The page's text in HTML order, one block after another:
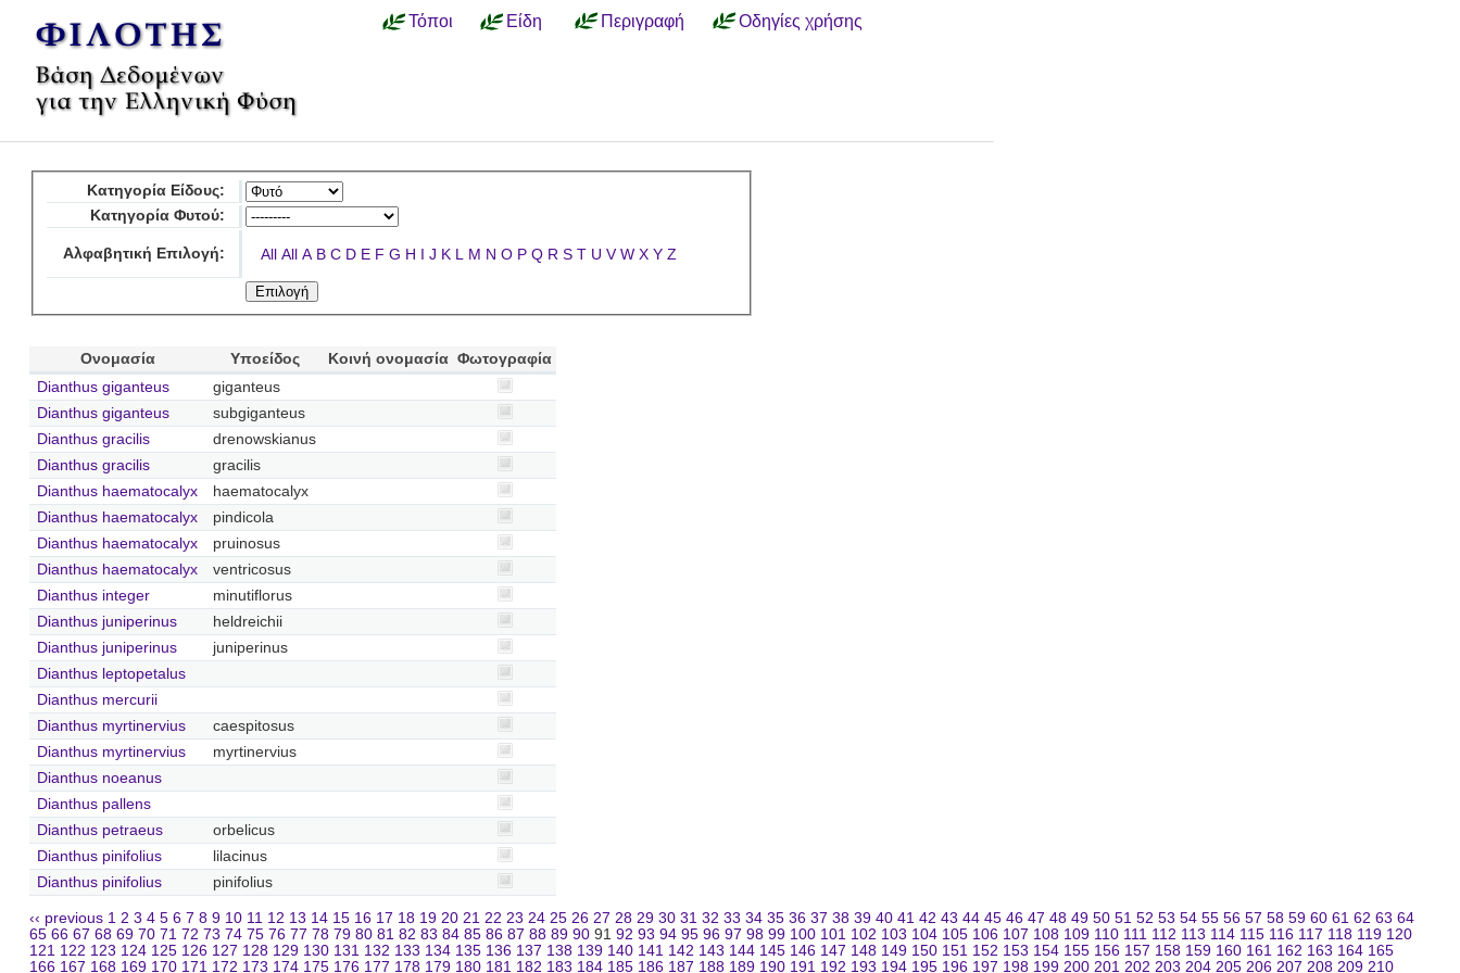
Τόποι Είδη Περιγραφή Οδηγίες χρήσης
Κατηγορία Είδους:
Κατηγορία Φυτού:
Αλφαβητική Επιλογή: All All A B C D E F G H I J K L M N O P Q R S T U V W X Y Z
Ονομασία Υποείδος Κοινή ονομασία Φωτογραφία
Dianthus giganteus
giganteus
Dianthus giganteus
subgiganteus
Dianthus gracilis
drenowskianus
Dianthus gracilis
gracilis
Dianthus haematocalyx
haematocalyx
Dianthus haematocalyx
pindicola
Dianthus haematocalyx
pruinosus
Dianthus haematocalyx
ventricosus
Dianthus integer
minutiflorus
Dianthus juniperinus
heldreichii
Dianthus juniperinus
juniperinus
Dianthus leptopetalus
Dianthus mercurii
Dianthus myrtinervius
caespitosus
Dianthus myrtinervius
myrtinervius
Dianthus noeanus
Dianthus pallens
Dianthus petraeus
orbelicus
Dianthus pinifolius
lilacinus
Dianthus pinifolius
pinifolius
‹‹ previous 1 2 3 4 5 6 7 8 9 10 11 12 13 14 15 16 17 18 19 20 21 22 23 24 25 26 27 28 29 30 31 32 33 34 35 36 37 38 39 40 41 42 43 44 45 46 47 48 49 50 51 52 53 54 55 56 57 58 59 60 61 62 63 64
65 66 67 68 69 70 71 72 73 74 75 76 77 78 79 80 81 82 83 84 85 86 87 88 89 90 91 92 93 94 95 96 97 98 99 100 101 102 103 104 105 106 107 108 109 110 111 112 113 114 115 116 117 118 119 120
121 122 123 124 125 126 127 128 129 130 131 132 133 134 135 136 137 138 139 140 141 142 143 144 145 146 147 148 149 150 151 152 153 154 155 156 157 158 159 160 161 162 163 164 165
166 167 168 169 170 171 172 173 174 175 176 177 178 179 180 181 182 183 184 185 186 187 188 189 190 191 192 193 194 195 196 197 198 199 200 201 202 203 204 205 206 207 208 209 210